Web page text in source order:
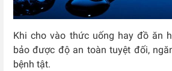
Khi cho vào thức uống hay đồ ăn
bảo được độ an toàn tuyệt đối,
bệnh tật.